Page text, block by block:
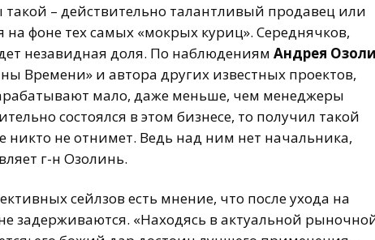
– действительно талантливый продавец или
фоне тех самых «мокрых куриц». Середнячков,
незавидная доля. По наблюдениям Андрея
Времени» и автора других известных проектов,
мало, даже меньше, чем менеджеры
состоялся в этом бизнесе, то получил такой
никто не отнимет. Ведь над ним нет начальника,
г-н Озолинь.
сейлзов есть мнение, что после ухода на
задерживаются. «Находясь в актуальной